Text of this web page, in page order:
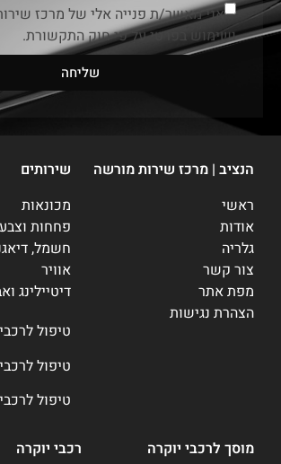
אני מאשר/ת פנייה אלי של מרכז
ושימוש בפרטי על פי חוק התקשורת.
שליחה
הנציב | מרכז שירות מורשה
ראשי
אודות
גלריה
צור קשר
מפת אתר
הצהרת נגישות
שירותים
מכונאות
פחחות
חשמל,
אוויר
דיטיילינג
טיפול
טיפול
טיפול
מוסך לרכבי יוקרה
רכבי יוקרה